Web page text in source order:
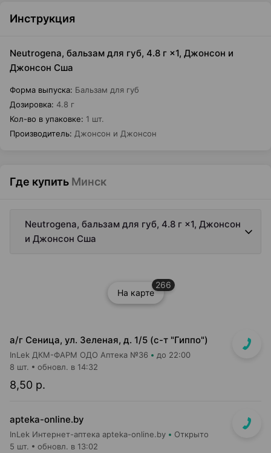
Инструкция
Neutrogena, бальзам для губ, 4.8 г ×1, Джонсон и
Джонсон Сша
Форма выпуска: Бальзам для губ
Дозировка: 4.8 г
Кол-во в упаковке: 1 шт.
Производитель: Джонсон и Джонсон
Где купить Минск
Neutrogena, бальзам для губ, 4.8 г ×1, Джонсон
и Джонсон Сша
На карте
266
а/г Сеница, ул. Зеленая, д. 1/5 (с-т "Гиппо")
InLek ДКМ-ФАРМ ОДО Аптека №36 до 22:00
8,50 р.
8 шт. обновл. в 14:32
apteka-online.by
InLek Интернет-аптека apteka-online.by Открыто
5 шт. обновл. в 13:02